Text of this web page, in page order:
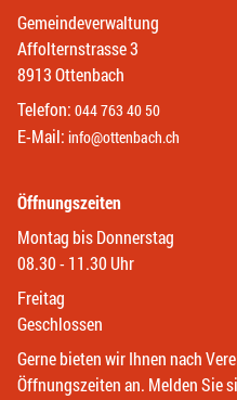
Gemeindeverwaltung
Affolternstrasse 3
8913 Ottenbach
Telefon: 044 763 40 50
E-Mail: info@ottenbach.ch
Öffnungszeiten
Montag bis Donnerstag
08.30 - 11.30 Uhr
Freitag
Geschlossen
Gerne bieten wir Ihnen nach
Öffnungszeiten an. Melden Sie